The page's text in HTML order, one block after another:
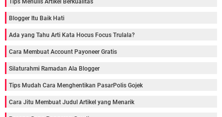
Tips Menulis Artikel Berkualitas
Blogger Itu Baik Hati
Ada yang Tahu Arti Kata Hocus Focus Trulala?
Cara Membuat Account Payoneer Gratis
Silaturahmi Ramadan Ala Blogger
Tips Mudah Cara Menghentikan PasarPolis Gojek
Cara Jitu Membuat Judul Artikel yang Menarik